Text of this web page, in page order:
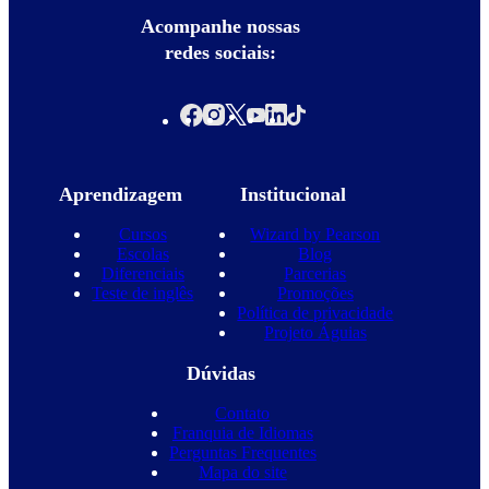
Acompanhe nossas
redes sociais:
Aprendizagem
Cursos
Escolas
Diferenciais
Teste de inglês
Institucional
Wizard by Pearson
Blog
Parcerias
Promoções
Política de privacidade
Projeto Águias
Dúvidas
Contato
Franquia de Idiomas
Perguntas Frequentes
Mapa do site